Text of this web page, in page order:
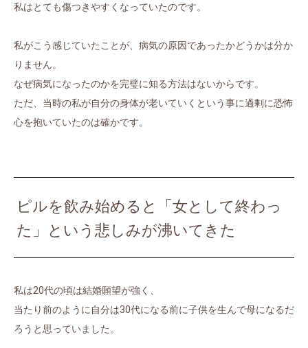
私はとても傷つきやすくなっていたのです。
私がこう感じていたことが、病気の原因であったかどうかは分か
りません。
なぜ病気になったのかを完璧に知る方法はないからです。
ただ、当時の私が自分の身体が老いていくという事に過剰に恐怖
心を抱いていたのは確かです。
ピルを飲み始めると「女として終わっ
た」という悲しみが沸いてきた
私は20代の頃は結婚願望が強く、
当たり前のように自分は30代になる前に子供を生んで母になるだ
ろうと思っていました。